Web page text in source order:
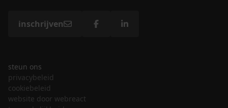
inschrijven
steun ons
privacybeleid
cookiebeleid
website door webreact